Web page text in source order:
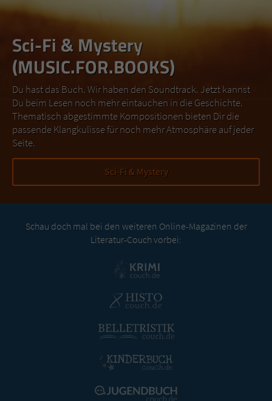
Sci-Fi & Mystery
(MUSIC.FOR.BOOKS)
Du hast das Buch. Wir haben den Soundtrack. Jetzt kannst
Du beim Lesen noch mehr eintauchen in die Geschichte.
Thematisch abgestimmte Kompositionen bieten Dir die
passende Klangkulisse für noch mehr Atmosphäre auf jeder
Seite.
Sci-Fi & Mystery
Schau doch mal bei den weiteren Online-Magazinen der
Literatur-Couch vorbei: